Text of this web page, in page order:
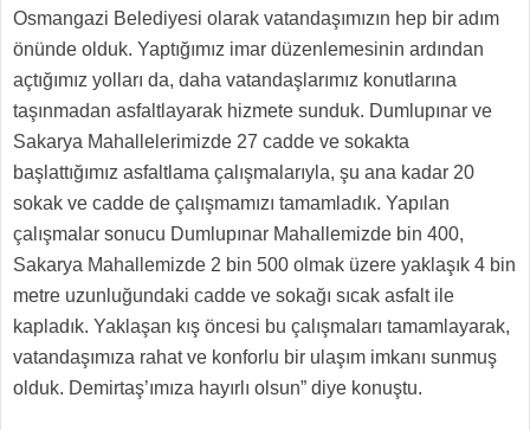
Osmangazi Belediyesi olarak vatandaşımızın hep bir adım
önünde olduk. Yaptığımız imar düzenlemesinin ardından
açtığımız yolları da, daha vatandaşlarımız konutlarına
taşınmadan asfaltlayarak hizmete sunduk. Dumlupınar ve
Sakarya Mahallelerimizde 27 cadde ve sokakta
başlattığımız asfaltlama çalışmalarıyla, şu ana kadar 20
sokak ve cadde de çalışmamızı tamamladık. Yapılan
çalışmalar sonucu Dumlupınar Mahallemizde bin 400,
Sakarya Mahallemizde 2 bin 500 olmak üzere yaklaşık 4 bin
metre uzunluğundaki cadde ve sokağı sıcak asfalt ile
kapladık. Yaklaşan kış öncesi bu çalışmaları tamamlayarak,
vatandaşımıza rahat ve konforlu bir ulaşım imkanı sunmuş
olduk. Demirtaş’ımıza hayırlı olsun” diye konuştu.